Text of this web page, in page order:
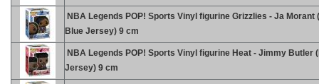
NBA Legends POP! Sports Vinyl figurine Grizzlies - Ja Morant
Blue Jersey) 9 cm
NBA Legends POP! Sports Vinyl figurine Heat - Jimmy Butler
Jersey) 9 cm